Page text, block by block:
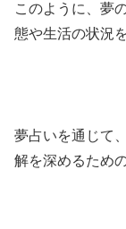
このように、夢
態や生活の状況
夢占いを通じて
解を深めるため